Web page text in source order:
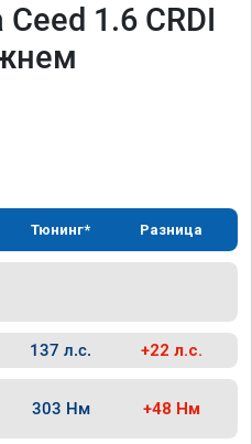
1.6 CRDI
Тюнинг* Разница
137 л.с. +22 л.с.
303 Нм +48 Нм